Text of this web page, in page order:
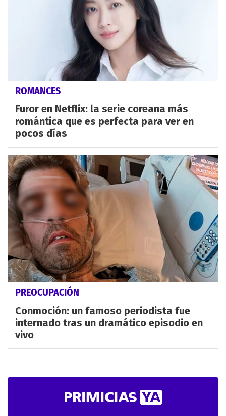
ROMANCES
Furor en Netflix: la serie coreana más
romántica que es perfecta para ver en
pocos días
PREOCUPACIÓN
Conmoción: un famoso periodista fue
internado tras un dramático episodio en
vivo